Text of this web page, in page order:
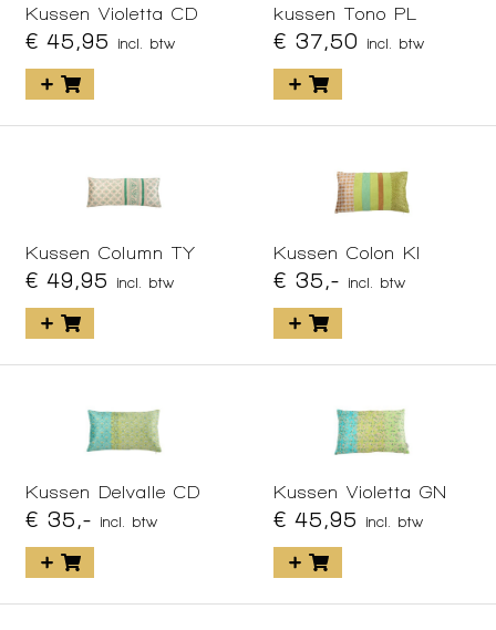
Kussen Violetta CD
€ 45,95 incl. btw
kussen Tono PL
€ 37,50 incl. btw
Kussen Column TY
€ 49,95 incl. btw
Kussen Colon KI
€ 35,- incl. btw
Kussen Delvalle CD
€ 35,- incl. btw
Kussen Violetta GN
€ 45,95 incl. btw